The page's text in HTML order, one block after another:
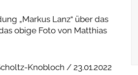
„Markus Lanz“ über das
obige Foto von Matthias
Knobloch / 23.01.2022